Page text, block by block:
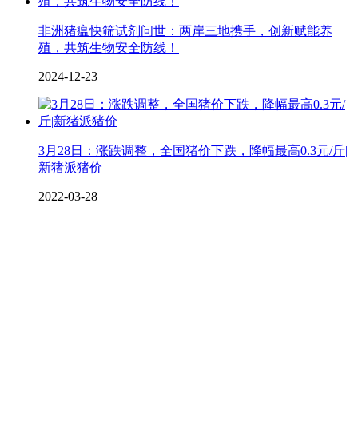
非洲猪瘟快筛试剂问世：两岸三地携手，创新赋能养
殖，共筑生物安全防线！
2024-12-23
3月28日：涨跌调整，全国猪价下跌，降幅最高0.3元/斤|
新猪派猪价
2022-03-28